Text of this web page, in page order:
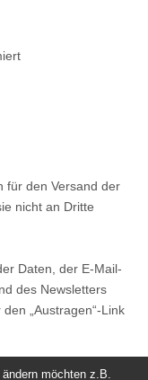
für den Versand der
nicht an Dritte
Daten, der E-Mail-
des Newsletters
„Austragen“-Link
möchten z.B.